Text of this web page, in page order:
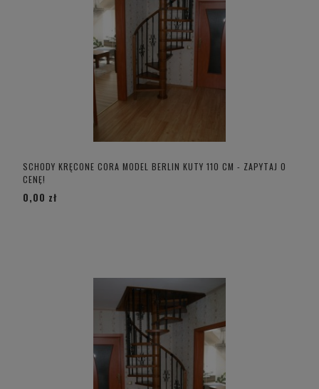
SCHODY KRĘCONE CORA MODEL BERLIN KUTY 110 CM - ZAPYTAJ O
CENĘ!
0,00 zł